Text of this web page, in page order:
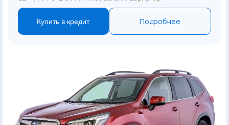
Купить в кредит Подробнее